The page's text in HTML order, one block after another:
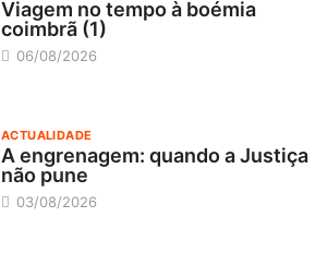
Viagem no tempo à boémia
coimbrã (1)
06/08/2026
ACTUALIDADE
A engrenagem: quando a Justiça
não pune
03/08/2026